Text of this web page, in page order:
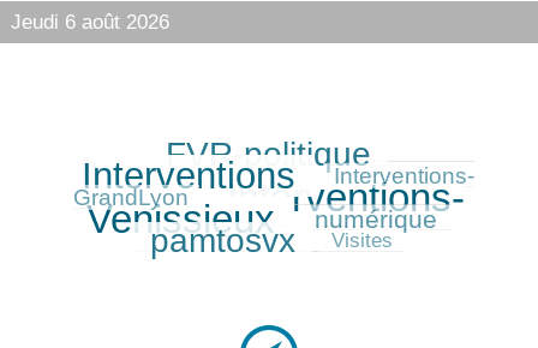
Jeudi 6 août 2026
FVR-politique
Interventions
Interventions-
GrandLyon
416/416 Interventions-
Venissieux
172/416 numérique
315/416
pamtosvx Visites